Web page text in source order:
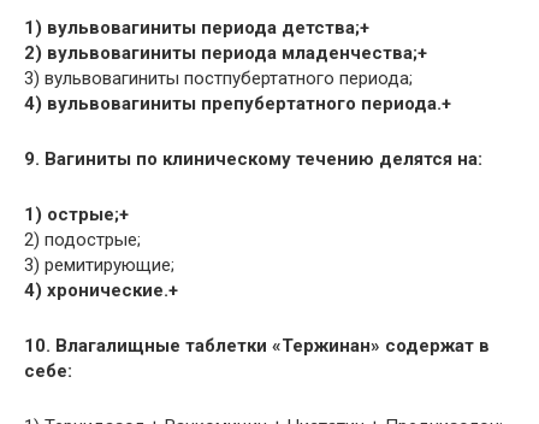
1) вульвовагиниты периода детства;+
2) вульвовагиниты периода младенчества;+
3) вульвовагиниты постпубертатного периода;
4) вульвовагиниты препубертатного периода.+
9. Вагиниты по клиническому течению делятся на:
1) острые;+
2) подострые;
3) ремитирующие;
4) хронические.+
10. Влагалищные таблетки «Тержинан» содержат в
себе: